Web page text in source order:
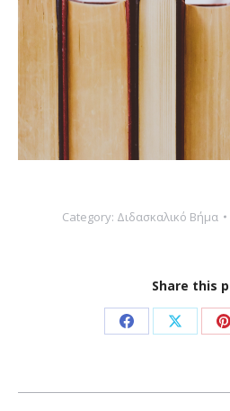
Category: Διδασκαλικό Βήμα
Share this
Share
Facebook
Share
X